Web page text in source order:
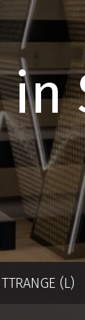
(L)